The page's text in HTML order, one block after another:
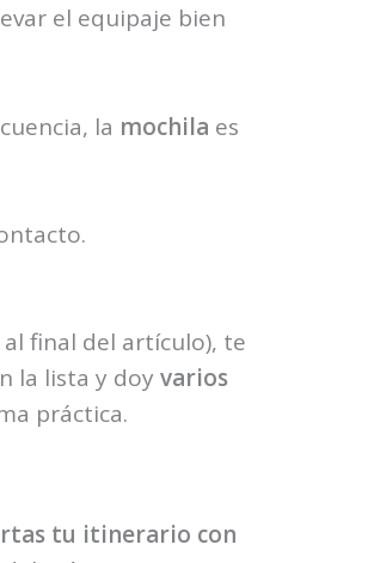
el equipaje bien
la mochila es
final del artículo), te
la lista y doy varios
práctica.
tu itinerario con